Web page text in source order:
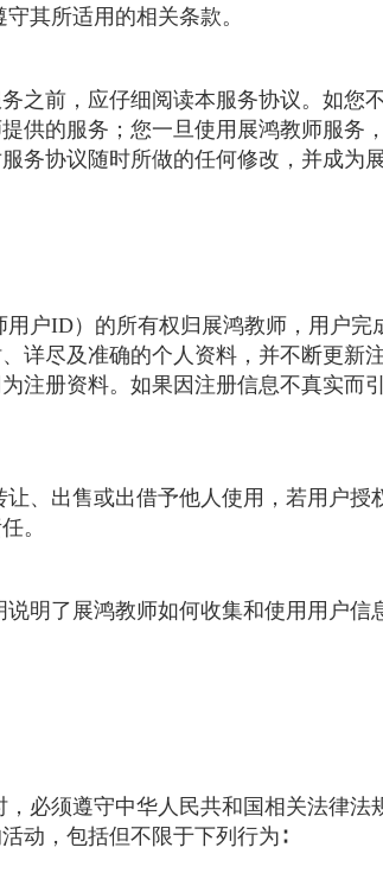
其所适用的相关条款。
之前，应仔细阅读本服务协议。如您
供的服务；您一旦使用展鸿教师服务
务协议随时所做的任何修改，并成为
户ID）的所有权归展鸿教师，用户
详尽及准确的个人资料，并不断更新
注册资料。如果因注册信息不真实而
、出售或出借予他人使用，若用户
。
明了展鸿教师如何收集和使用用户
必须遵守中华人民共和国相关法律
动，包括但不限于下列行为∶